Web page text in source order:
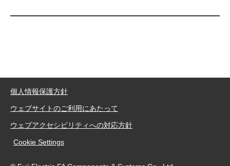
個人情報保護方針
ウェブサイトのご利用にあたって
ウェブアクセシビリティへの対応方針
Cookie Settings